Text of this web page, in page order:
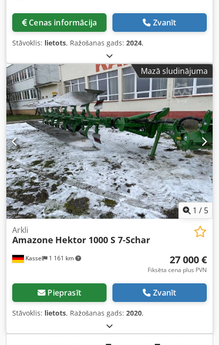
Cenas informācija Zvanīt
Stāvoklis: lietots, Ražošanas gads: 2024,
Mazā sludinājuma
1 / 5
Kassel 1 161 km
Arkli
Amazone Hektor 1000 S 7-Schar
27 000 €
Fiksēta cena plus PVN
Pieprasīt Zvanīt
Stāvoklis: lietots, Ražošanas gads: 2020,